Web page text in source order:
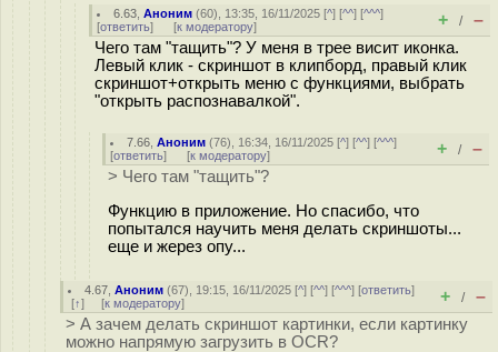
6.63 ,Аноним (60), 13:35, 16/11/2025 [^] [^^] [^^^]
[ответить] [к модератору] + / –
Чего там "тащить"? У меня в трее висит иконка.
Левый клик - скриншот в клипборд, правый клик
скриншот+открыть меню с функциями, выбрать
"открыть распознавалкой".
7.66 ,Аноним (76), 16:34, 16/11/2025 [^] [^^] [^^^]
[ответить] [к модератору] + / –
> Чего там "тащить"?
Функцию в приложение. Но спасибо, что
попытался научить меня делать скриншоты...
еще и жерез опу...
4.67 ,Аноним (67), 19:15, 16/11/2025 [^] [^^] [^^^] [ответить]
[↑] [к модератору] + / –
> А зачем делать скриншот картинки, если картинку
можно напрямую загрузить в OCR?